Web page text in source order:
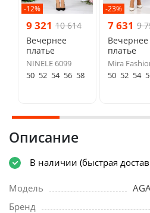
-12%
9 321 10 614
Вечернее
платье
NINELE 6099
50 52 54 56 58
-23%
7 631 9
Вечернее
платье
Mira
50 52 54
Описание
В наличии (быстрая
Модель
Бренд